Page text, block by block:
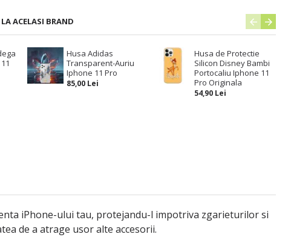
LA ACELASI BRAND
Husa Adidas
Transparent-Auriu
Iphone 11 Pro
85,00 Lei
Husa de Protectie
Silicon Disney Bambi
Portocaliu Iphone 11
Pro Originala
54,90 Lei
iPhone-ului tau, protejandu-l impotriva zgarieturilor si
de a atrage usor alte accesorii.